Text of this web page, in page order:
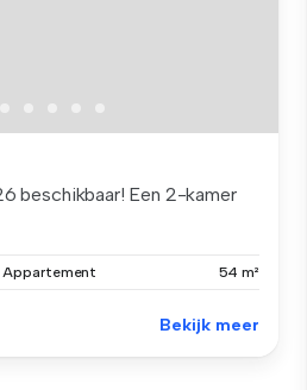
beschikbaar! Een 2-kamer
Appartement 54 m²
Bekijk meer